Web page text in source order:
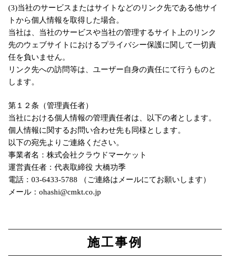
(3)当社のサービスまたはサイトなどのリンク先である他サイ
トから個人情報を取得した場合。
当社は、当社のサービスや当社の管理するサイト上のリンク
先のウェブサイトにおけるプライバシー保護に関して一切責
任を負いません。
リンク先への訪問等は、ユーザー自身の責任にて行うものと
します。
第１２条（管理責任者）
当社における個人情報の管理責任者は、以下の者とします。
個人情報に関するお問い合わせ先も同様とします。
以下の宛先よりご連絡ください。
事業者名：株式会社クラウドマーケット
運営責任者：代表取締役 大橋功季
電話：03-6433-5788 （ご連絡はメールにてお願いします）
メール：ohashi@cmkt.co.jp
施工事例